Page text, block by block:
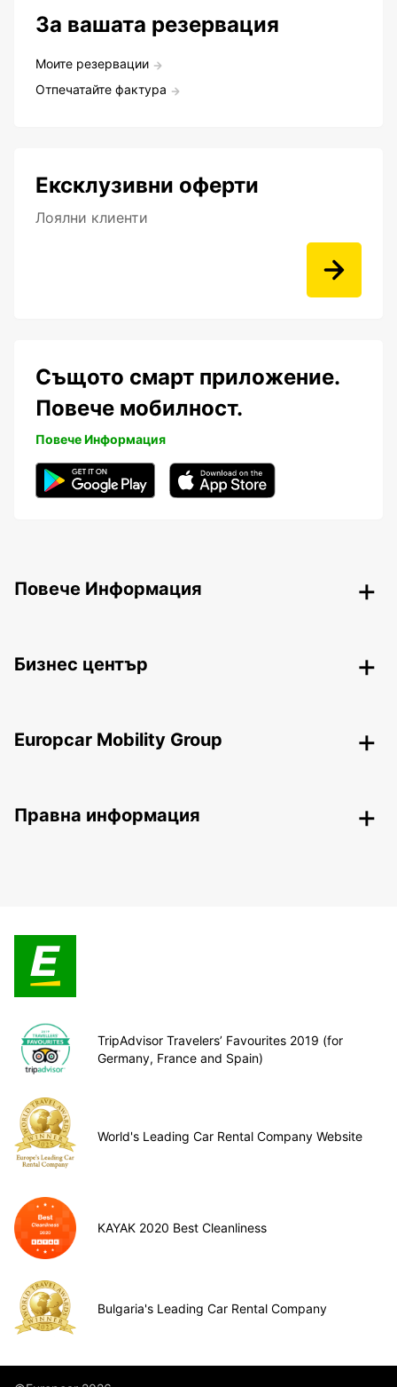
За вашата резервация
Моите резервации
Отпечатайте фактура
Ексклузивни оферти
Лоялни клиенти
Същото смарт приложение.
Повече мобилност.
Повече Информация
Повече Информация
Бизнес център
Europcar Mobility Group
Правна информация
TripAdvisor Travelers’ Favourites 2019 (for
Germany, France and Spain)
World's Leading Car Rental Company Website
KAYAK 2020 Best Cleanliness
Bulgaria's Leading Car Rental Company